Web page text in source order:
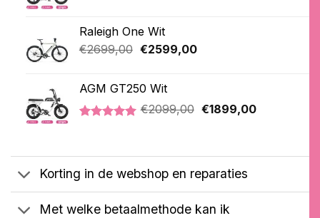
€2099,00.
Raleigh One Wit
€2699,00 Oorspronkelijke
€2699,00.
€2599,00Huidige
AGM GT250 Wit
klantbeoordeling
€2099,00 Oorspronkelijke
€1899,00Huidige
Korting in de webshop en reparaties
Met welke betaalmethode kan ik